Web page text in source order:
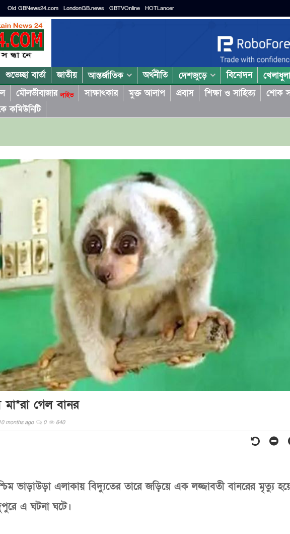
Old GBNews24.com LondonGB.news GBTVOnline HOTLancer
শুভেচ্ছা বার্তা জাতীয় আন্তর্জাতিক অর্থনীতি দেশজুড়ে বিনোদন
মৌলভীবাজারলাইভ সাক্ষাৎকার মুক্ত আলাপ প্রবাস শিক্ষা ও সাহিত্য শোক
কমিউনিটি
মা*রা গেল বানর
10 months ago 0 640
ভাড়াউড়া এলাকায় বিদ্যুতের তারে জড়িয়ে এক লজ্জাবতী বানরের মৃত্যু
এ ঘটনা ঘটে।